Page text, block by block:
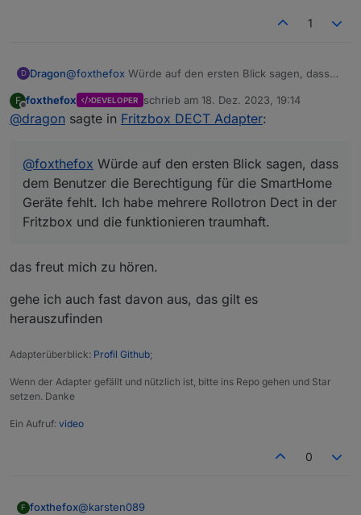
nicht, oder die Integration des Gerätes in der FB.
1
D Dragon@foxthefox Würde auf den ersten Blick sagen, dass
Geräte fehlt. Ich habe mehrere Rollotron Dect in der
Fritzbox und die funktionieren traumhaft.
F
Offline
foxthefox DEVELOPER schrieb am 18. Dez. 2023, 19:14
zuletzt editiert von
@dragon sagte in Fritzbox DECT Adapter:
@foxthefox Würde auf den ersten Blick sagen, dass
dem Benutzer die Berechtigung für die SmartHome
Geräte fehlt. Ich habe mehrere Rollotron Dect in der
Fritzbox und die funktionieren traumhaft.
das freut mich zu hören.
gehe ich auch fast davon aus, das gilt es
herauszufinden
Adapterüberblick: Profil Github;
Wenn der Adapter gefällt und nützlich ist, bitte ins Repo gehen und Star
setzen. Danke
Ein Aufruf: video
0
F foxthefox@karsten089